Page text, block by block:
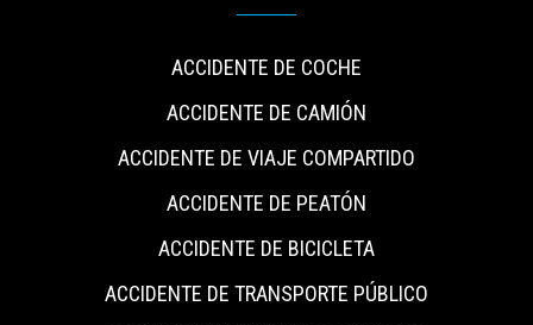
ACCIDENTE DE COCHE
ACCIDENTE DE CAMIÓN
ACCIDENTE DE VIAJE COMPARTIDO
ACCIDENTE DE PEATÓN
ACCIDENTE DE BICICLETA
ACCIDENTE DE TRANSPORTE PÚBLICO